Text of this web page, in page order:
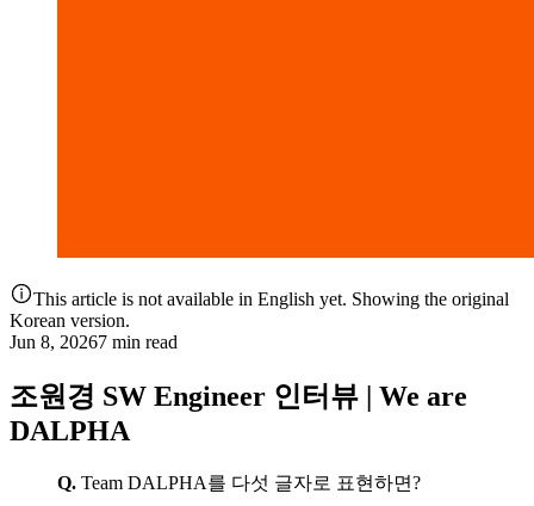
This article is not available in English yet. Showing the original
Korean version.
Jun 8, 20267 min read
조원경 SW Engineer 인터뷰 | We are
DALPHA
Q. Team DALPHA를 다섯 글자로 표현하면?